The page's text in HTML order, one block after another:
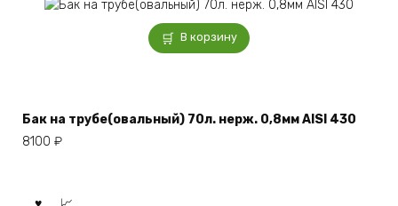
В корзину
Бак на трубе(овальный) 70л. нерж. 0,8мм AISI 430
8100 ₽